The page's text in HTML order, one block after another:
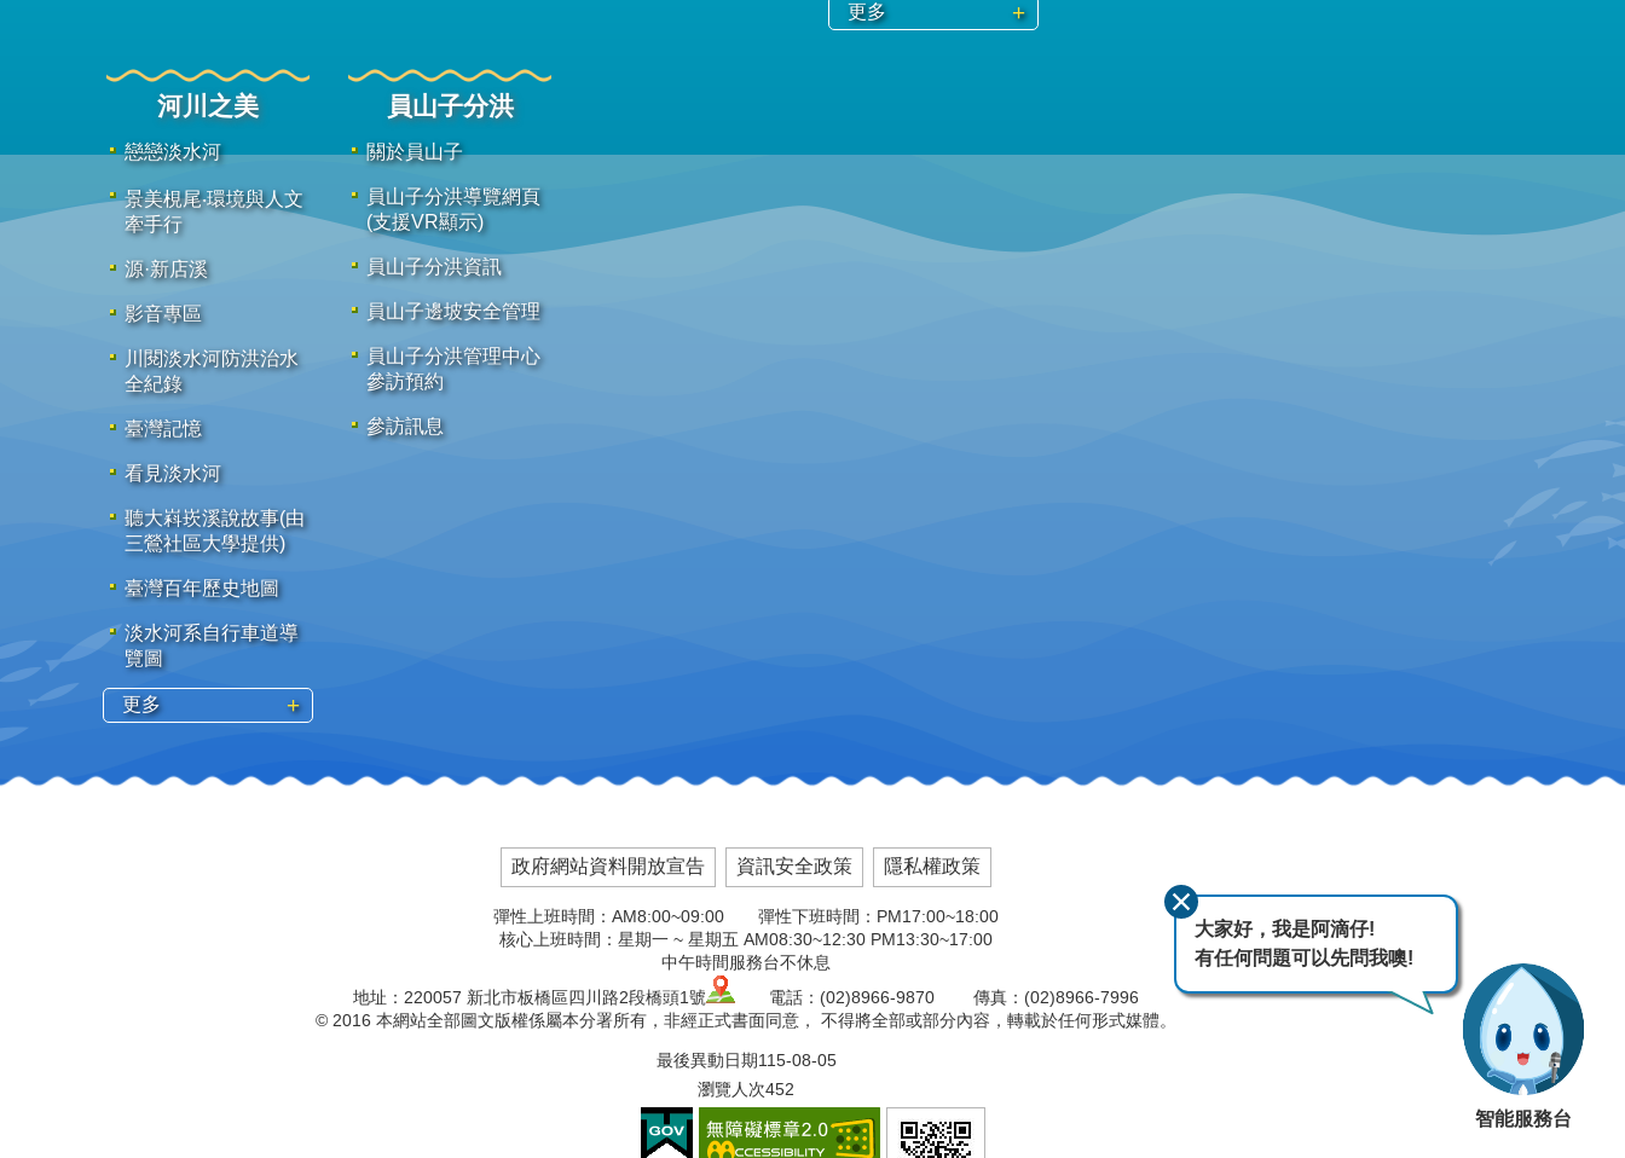
更多
河川之美
戀戀淡水河
景美梘尾‧環境與人文
牽手行
源·新店溪
影音專區
川閱淡水河防洪治水
全紀錄
臺灣記憶
看見淡水河
聽大嵙崁溪說故事(由
三鶯社區大學提供)
臺灣百年歷史地圖
淡水河系自行車道導
覽圖
更多
員山子分洪
關於員山子
員山子分洪導覽網頁
(支援VR顯示)
員山子分洪資訊
員山子邊坡安全管理
員山子分洪管理中心
參訪預約
參訪訊息
政府網站資料開放宣告 資訊安全政策 隱私權政策
彈性上班時間：AM8:00~09:00 彈性下班時間：PM17:00~18:00
核心上班時間：星期一 ~ 星期五 AM08:30~12:30 PM13:30~17:00
中午時間服務台不休息
地址：220057 新北市板橋區四川路2段橋頭1號
電話：(02)8966-9870 傳真：(02)8966-7996
© 2016 本網站全部圖文版權係屬本分署所有，非經正式書面同意， 不得將全部或部分內容，轉載於任何形式媒體。
最後異動日期115-08-05
瀏覽人次452
大家好，我是阿滴仔!
有任何問題可以先問我噢!
智能服務台